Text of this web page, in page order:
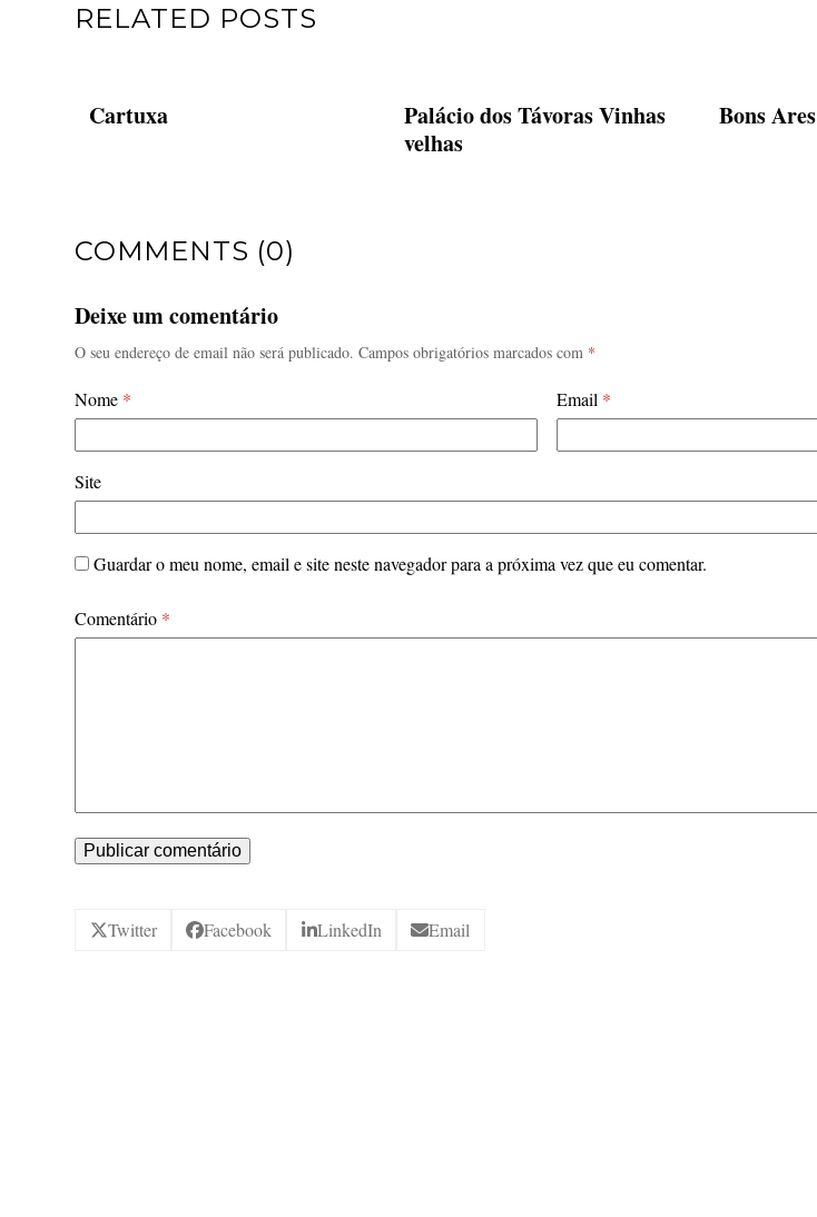
RELATED POSTS
Cartuxa
Palácio dos Távoras Vinhas
velhas
Bons Ares
COMMENTS (0)
Deixe um comentário
O seu endereço de email não será publicado. Campos obrigatórios marcados com *
Nome * Email *
Site
Guardar o meu nome, email e site neste navegador para a próxima vez que eu comentar.
Comentário *
Twitter Facebook LinkedIn Email